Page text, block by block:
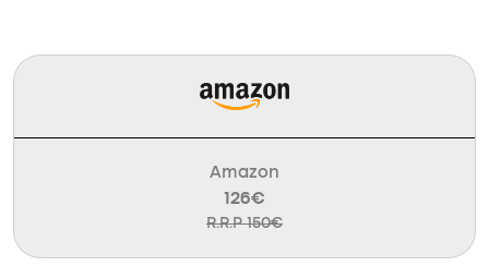
Amazon
126€
R.R.P 150€